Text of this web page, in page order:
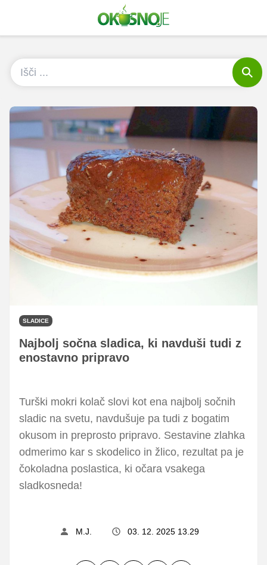
SLADICE
Najbolj sočna sladica, ki navduši tudi z
enostavno pripravo
Turški mokri kolač slovi kot ena najbolj sočnih
sladic na svetu, navdušuje pa tudi z bogatim
okusom in preprosto pripravo. Sestavine zlahka
odmerimo kar s skodelico in žlico, rezultat pa je
čokoladna poslastica, ki očara vsakega
sladkosneda!
M.J. 03. 12. 2025 13.29